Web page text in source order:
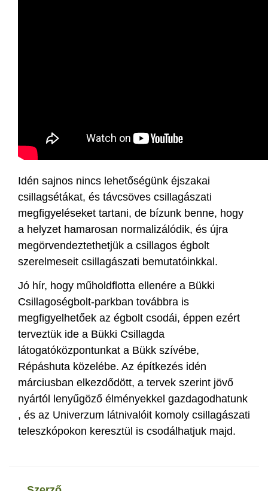
Idén sajnos nincs lehetőségünk éjszakai
csillagsétákat, és távcsöves csillagászati
megfigyeléseket tartani, de bízunk benne, hogy
a helyzet hamarosan normalizálódik, és újra
megörvendeztethetjük a csillagos égbolt
szerelmeseit csillagászati bemutatóinkkal.
Jó hír, hogy műholdflotta ellenére a Bükki
Csillagoségbolt-parkban továbbra is
megfigyelhetőek az égbolt csodái, éppen ezért
terveztük ide a Bükki Csillagda
látogatóközpontunkat a Bükk szívébe,
Répáshuta közelébe. Az építkezés idén
márciusban elkezdődött, a tervek szerint jövő
nyártól lenyűgöző élményekkel gazdagodhatunk
, és az Univerzum látnivalóit komoly csillagászati
teleszkópokon keresztül is csodálhatjuk majd.